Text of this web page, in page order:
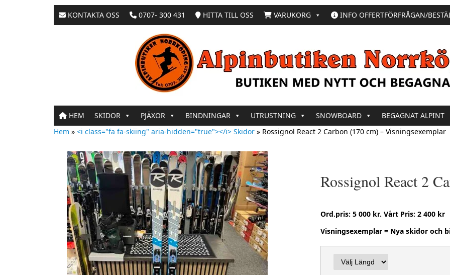
KONTAKTA OSS 0707- 300 431 HITTA TILL OSS VARUKORG INFO OFFERTFÖRFRÅGAN/
HEM SKIDOR PJÄXOR BINDNINGAR UTRUSTNING SNOWBOARD BEGAGNAT ALPINT
Hem » <i class="fa fa-skiing" aria-hidden="true"></i> Skidor » Rossignol React 2 Carbon (170 cm) – Visningsexemplar
Rossignol React 2
Ord.pris: 5 000 kr. Vårt Pris: 2 400 kr
Visningsexemplar = Nya skidor och